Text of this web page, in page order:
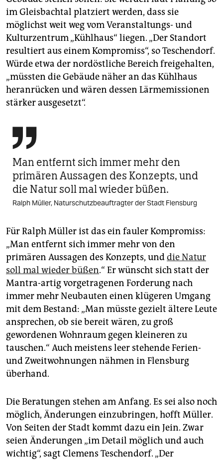
im Gleisbachtal platziert werden, dass sie
möglichst weit weg vom Veranstaltungs- und
Kulturzentrum „Kühlhaus“ liegen. „Der Standort
resultiert aus einem Kompromiss“, so Teschendorf.
Würde etwa der nordöstliche Bereich freigehalten,
„müssten die Gebäude näher an das Kühlhaus
heranrücken und wären dessen Lärmemissionen
stärker ausgesetzt“.

Man entfernt sich immer mehr den
primären Aussagen des Konzepts, und
die Natur soll mal wieder büßen.
Ralph Müller, Naturschutzbeauftragter der Stadt Flensburg
Für Ralph Müller ist das ein fauler Kompromiss:
„Man entfernt sich immer mehr von den
primären Aussagen des Konzepts, unddie Natur
soll mal wieder büßen.“ Er wünscht sich statt der
Mantra-artig vorgetragenen Forderung nach
immer mehr Neubauten einen klügeren Umgang
mit dem Bestand: „Man müsste gezielt ältere Leute
ansprechen, ob sie bereit wären, zu groß
gewordenen Wohnraum gegen kleineren zu
tauschen.“ Auch meistens leer stehende Ferien-
und Zweitwohnungen nähmen in Flensburg
überhand.
Die Beratungen stehen am Anfang. Es sei also noch
möglich, Änderungen einzubringen, hofft Müller.
Von Seiten der Stadt kommt dazu ein Jein. Zwar
seien Änderungen „im Detail möglich und auch
wichtig“, sagt Clemens Teschendorf. „Der